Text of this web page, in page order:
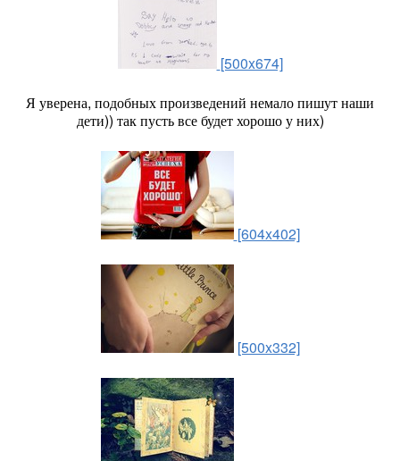
[500x674]
Я уверена, подобных произведений немало пишут наши
дети)) так пусть все будет хорошо у них)
[604x402]
[500x332]